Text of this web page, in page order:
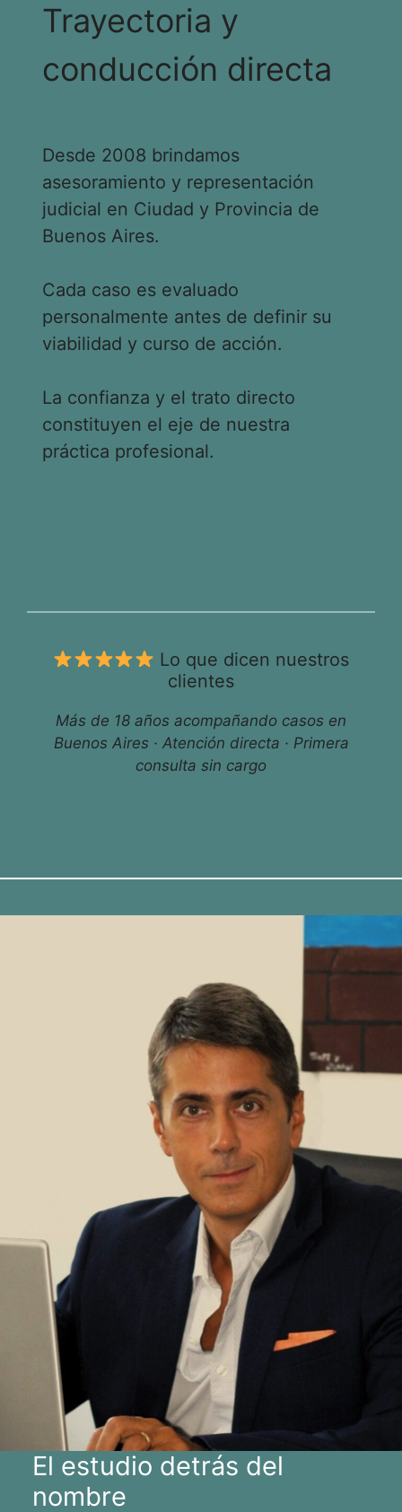
Trayectoria y
conducción directa
Desde 2008 brindamos
asesoramiento y representación
judicial en Ciudad y Provincia de
Buenos Aires.
Cada caso es evaluado
personalmente antes de definir su
viabilidad y curso de acción.
La confianza y el trato directo
constituyen el eje de nuestra
práctica profesional.
Lo que dicen nuestros
clientes
Más de 18 años acompañando casos en
Buenos Aires · Atención directa · Primera
consulta sin cargo
El estudio detrás del
nombre